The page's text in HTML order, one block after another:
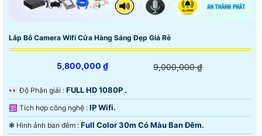
Lắp Bô Camera Wifi Cửa Hàng Sáng Đẹp Giá Rẻ
5,800,000 ₫ 9,000,000 ₫
️👀 Độ Phân giải : FULL HD 1080P .
🕉️ Tích hợp công nghệ : IP Wifi.
❃ Hình ảnh ban đêm : Full Color 30m Có Màu Ban Ðêm.